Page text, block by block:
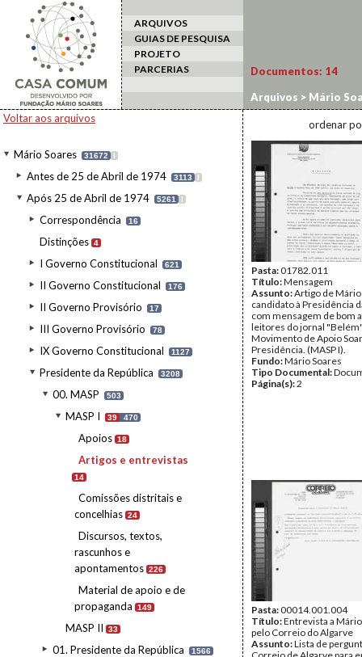
ARQUIVOS
GUIAS DE PESQUISA
PROJETO
PARCERIAS
Voltar aos arquivos
Mário Soares 31672 I
Antes de 25 de Abril de 1974 3113 I
Após 25 de Abril de 1974 5261 I
Correspondência 16
Distinções 4
I Governo Constitucional 621
II Governo Constitucional 176
II Governo Provisório 17
III Governo Provisório 78
IX Governo Constitucional 1127
Presidente da República 3208
00. MASP 503
MASP I 39 470
Apoios 18
Artigos e entrevistas
14
Comissões distritais e
concelhias 24
Discursos, textos,
rascunhos e
apontamentos 226
Material de apoio e de
propaganda
149
MASP II 33
01. Presidente da República 1566
Documentos: 14
Arquivos > Mário
Artigos e
ordenar
Pasta:01782.011
Título:Mensagem
Assunto:Artigo de Mário
candidato à Presidência
com mensagem de bom
leitores do jornal
Movimento de Apoio
Presidência. (MASP I).
Fundo:Mário Soares
Tipo Documental:
Página(s):2
Pasta:00014.001.004
Título:Entrevista a
pelo Correio do Algarve
Assunto:Lista de